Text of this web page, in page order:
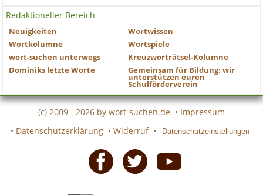
Redaktioneller Bereich
Neuigkeiten
Wortwissen
Wortkolumne
Wortspiele
wort-suchen unterwegs
Kreuzworträtsel-Kolumne
Dominiks letzte Worte
Gemeinsam für Bildung: wir
unterstützen euren
Schulförderverein
(c) 2009 - 2026 by wort-suchen.de • Impressum
• Datenschutzerklärung • Widerruf • Datenschutzeinstellungen